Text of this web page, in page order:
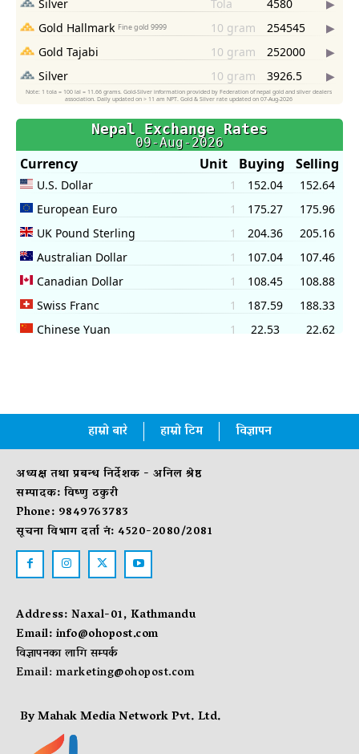
हाम्रो बारे हाम्रो टिम विज्ञापन
अध्यक्ष तथा प्रबन्ध निर्देशक - अनिल श्रेष्ठ
सम्पादक: विष्णु ठकुरी
Phone: 9849763783
सूचना विभाग दर्ता नं: 4520-2080/2081
Address: Naxal-01, Kathmandu
Email:info@ohopost.com
विज्ञापनका लागि सम्पर्क
Email:marketing@ohopost.com
By Mahak Media Network Pvt. Ltd.